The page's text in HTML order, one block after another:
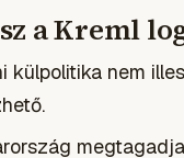
a Kreml
külpolitika nem